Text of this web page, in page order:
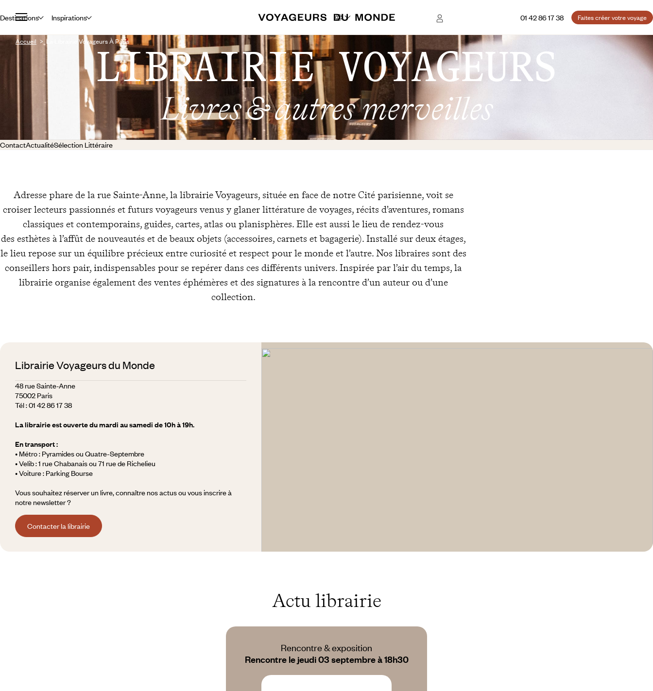
Destinations Inspirations 01 42 86 17 38 Faites créer votre voyage
Accueil La Librairie Voyageurs À ParisLIBRAIRIE VOYAGEURS
Livres & autres merveilles
ContactActualitéSélection Littéraire
Adresse phare de la rue Sainte-Anne, la librairie Voyageurs, située en face de notre Cité parisienne, voit se
croiser lecteurs passionnés et futurs voyageurs venus y glaner littérature de voyages, récits d’aventures, romans
classiques et contemporains, guides, cartes, atlas ou planisphères. Elle est aussi le lieu de rendez-vous
des esthètes à l’affût de nouveautés et de beaux objets (accessoires, carnets et bagagerie). Installé sur deux étages,
le lieu repose sur un équilibre précieux entre curiosité et respect pour le monde et l’autre. Nos libraires sont des
conseillers hors pair, indispensables pour se repérer dans ces différents univers. Inspirée par l’air du temps, la
librairie organise également des ventes éphémères et des signatures à la rencontre d’un auteur ou d’une
collection.
Librairie Voyageurs du Monde
48 rue Sainte-Anne
75002 Paris
Tél :01 42 86 17 38
La librairie est ouverte du mardi au samedi de 10h à 19h.
En transport :
• Métro : Pyramides ou Quatre-Septembre
• Velib : 1 rue Chabanais ou 71 rue de Richelieu
• Voiture : Parking Bourse
Vous souhaitez réserver un livre, connaître nos actus ou vous inscrire à
notre newsletter ?
Contacter la librairie
Actu librairie
Rencontre & exposition
Rencontre le jeudi 03 septembre à 18h30